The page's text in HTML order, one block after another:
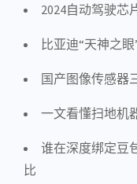
2024自动驾驶芯
比亚迪“天神之
国产图像传感器
一文看懂扫地机
谁在深度绑定豆
比